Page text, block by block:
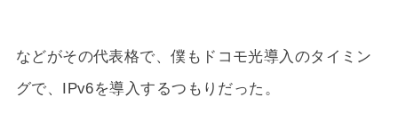
などがその代表格で、僕もドコモ光導入のタイミン
グで、IPv6を導入するつもりだった。